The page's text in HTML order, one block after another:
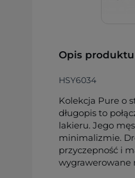
Opis produktu
HSY6034
Kolekcja Pure o
długopis to
lakieru. Jego
minimalizmie.
przyczepność i
wygrawerowane